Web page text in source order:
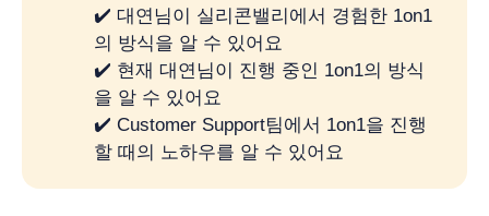
✔️ 대연님이 실리콘밸리에서 경험한 1on1
의 방식을 알 수 있어요
✔️ 현재 대연님이 진행 중인 1on1의 방식
을 알 수 있어요
✔️ Customer Support팀에서 1on1을 진행
할 때의 노하우를 알 수 있어요